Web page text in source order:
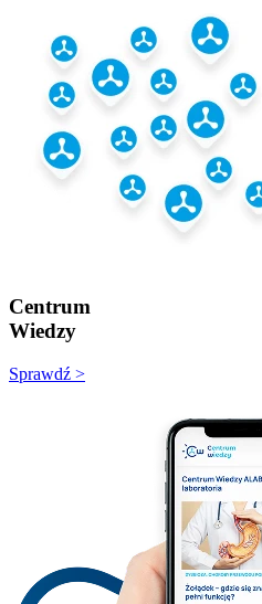
Centrum
Wiedzy
Sprawdź >